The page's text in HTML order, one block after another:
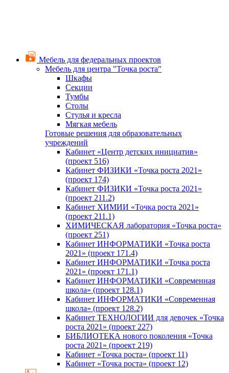
Мебель для федеральных проектов
Мебель для центра "Точка роста"
Шкафы
Секции
Тумбы
Столы
Стулья и кресла
Мягкая мебель
Готовые решения для образовательных
учреждений
Кабинет «Центр детских инициатив»
(проект 516)
Кабинет ФИЗИКИ «Точка роста 2021»
(проект 174)
Кабинет ФИЗИКИ «Точка роста 2021»
(проект 211.2)
Кабинет ХИМИИ «Точка роста 2021»
(проект 211.1)
ХИМИЧЕСКАЯ лаборатория «Точка роста»
(проект 251)
Кабинет ИНФОРМАТИКИ «Точка роста
2021» (проект 171.4)
Кабинет ИНФОРМАТИКИ «Точка роста
2021» (проект 171.1)
Кабинет ИНФОРМАТИКИ «Современная
школа» (проект 128.1)
Кабинет ИНФОРМАТИКИ «Современная
школа» (проект 128.2)
Кабинет ТЕХНОЛОГИИ для девочек «Точка
роста 2021» (проект 227)
БИБЛИОТЕКА нового поколения «Точка
роста 2021» (проект 219)
Кабинет «Точка роста» (проект 11)
Кабинет «Точка роста» (проект 12)